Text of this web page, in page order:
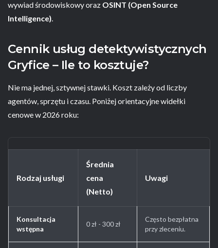
wywiad środowiskowy oraz OSINT (Open Source
Intelligence).
Cennik usług detektywistycznych
Gryfice – Ile to kosztuje?
Nie ma jednej, sztywnej stawki. Koszt zależy od liczby
agentów, sprzętu i czasu. Poniżej orientacyjne widełki
cenowe w 2026 roku:
Rodzaj usługi
Średnia
cena
(Netto)
Uwagi
Konsultacja
wstępna
0 zł - 300 zł
Często bezpłatna
przy zleceniu.